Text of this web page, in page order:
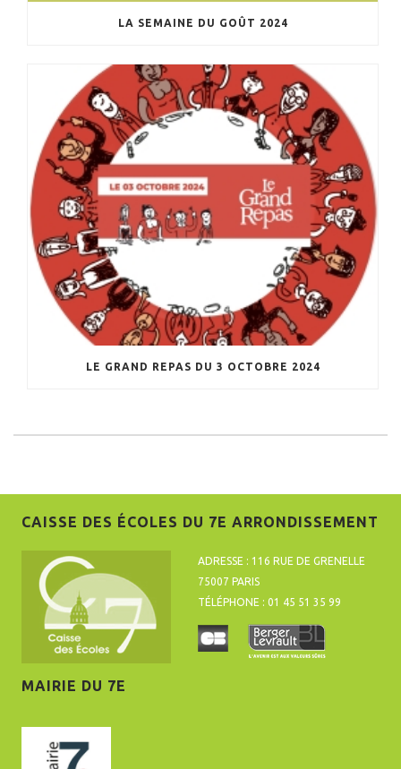
LA SEMAINE DU GOÛT 2024
LE GRAND REPAS DU 3 OCTOBRE 2024
CAISSE DES ÉCOLES DU 7E ARRONDISSEMENT
ADRESSE : 116 RUE DE GRENELLE
75007 PARIS
TÉLÉPHONE : 01 45 51 35 99
MAIRIE DU 7E